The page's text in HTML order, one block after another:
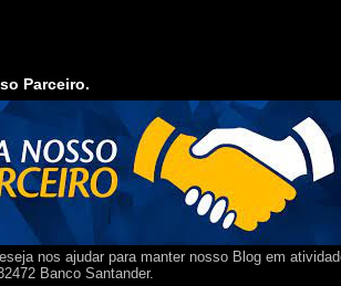
Parceiro.
nos ajudar para manter nosso Blog em
Banco Santander.